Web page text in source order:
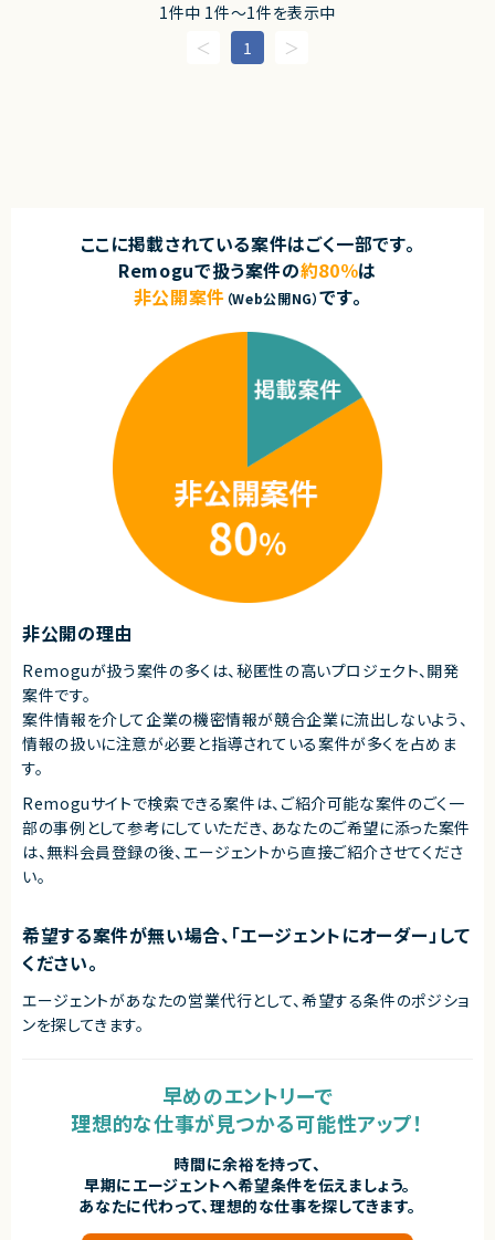
事業部を横断した開発の支援を行う部署です。
事業立ち上げの支援や事業ブーストするための横断支援を行います。
いして技術支援を行う組織です。
単に技術に精通しているだけではなく、事業を成長させ続けるために技術
を最大限に活用するといった技術投資の目線と、開発組織を牽引していくこ
とができるリーダーシップを持った、CTOやテックリード等の経験を持った仲
間を強く求めています。
あらゆる事業部や横断的な企画を推進する部門と連携しています。
新規開発の立ち上げや横断的にプロジェクトを見ることができるので、様々
なプロジェクトに関わることができます。
・CTOやVPoEと連携して開発組織および様々なプロダクトの課題解決
・全社横断のプロジェクトや新規事業の立ち上げを事業計画フェーズから支
・アーキテクチャレビューや技術的課題の解決といった事業部支援
・生産性向上とリスク軽減のためのモダン化をインフラ、アプリケーションの
・開発組織の課題解決、エンジニアの育成、採用支援
特定のプロダクトを持たない組織だからこそ俯瞰的に課題を見極め、全体
最適となる解決策を打っていくことが求められます。
テックリード室として全社を俯瞰して施策を考えるだけでなく、主担当となる
事業においては事業部の開発チームと共に事業に深くコミットしていただく
られる環境です。
○開発統括本部テックリード室
- 19名
アダルトコンテンツ有り
※あらかじめご理解の上、ご応募をお願いいたします
求めるスキル
【必須スキル】
・大規模システムにおける技術選定などの意志決定に関わった経験
・コンテナ、CI/CD、マイクロサービス等のモダンな技術の経験
・Next.js
・Go
・Github Actions
・MySQL
・Redis
・大規模サービスの開発に携わったことがある
・CTO、テックリードとして開発組織をリードしてきた経験
・Next.jsの実務経験
・Github Actions、CircleCIの実務経験
・MySQL（Spannerも含む）の実務経験
・GCP, AWSの実務経験
・フロントエンドのテストを書いたことがある
・コストを意識しながらコードを書くことができる
1件中 1件〜1件を表示中
1
ここに掲載されている案件はごく一部です。
Remoguで扱う案件の約80％は
非公開案件 （Web公開NG）です。
非公開の理由
Remoguが扱う案件の多くは、秘匿性の高いプロジェクト、開発
案件です。
案件情報を介して企業の機密情報が競合企業に流出しないよう、
情報の扱いに注意が必要と指導されている案件が多くを占めま
す。
Remoguサイトで検索できる案件は、ご紹介可能な案件のごく一
部の事例として参考にしていただき、 あなたのご希望に添った案件
は、無料会員登録の後、エージェントから直接ご紹介させてくださ
い。
希望する案件が無い場合、「エージェントにオーダー」して
ください。
エージェントがあなたの営業代行として、希望する条件のポジショ
ンを探してきます。
早めのエントリーで
理想的な仕事が見つかる可能性アップ！
時間に余裕を持って、
早期にエージェントへ希望条件を伝えましょう。
あなたに代わって、理想的な仕事を探してきます。